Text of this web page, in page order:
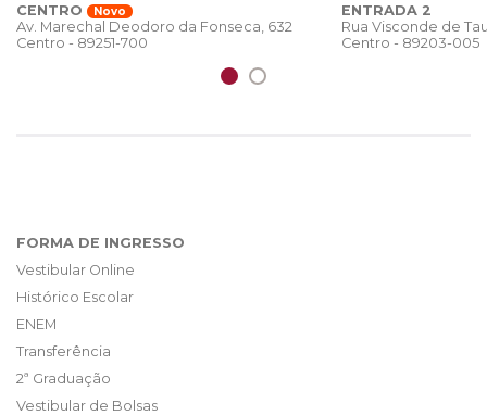
CENTRO
Novo
Av. Marechal Deodoro da Fonseca, 632
Centro - 89251-700
ENTRADA 2
Rua Visconde de
Centro - 89203-005
FORMA DE INGRESSO
Vestibular Online
Histórico Escolar
ENEM
Transferência
2ª Graduação
Vestibular de Bolsas